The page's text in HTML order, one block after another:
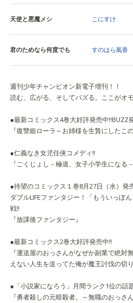
天使と悪魔メシ こにすけ
君のためなら何度でも すのはら風香
週刊少年チャンピオン新電子増刊！！
読む、広がる、そしてバズる。ここがオ
●最新コミックス4巻大好評発売中!!BUZZ
『復讐姫ローラ～お姉様を生贄にしたこ
●仁義なき女児任侠コメディ!!
『ごくじょし－極道、女子小学生になる－
●待望のコミックス１巻8月27日（水）発
ダブルLIFEファンタジー！「もういっぽ
戦‼
『放課後ファンタジー』
●最新コミックス2巻大好評発売中!!
『運送屋のおっさんがなぜか副業で絶対
えない人生を送ってた俺が魔王討伐の切
●「小説家になろう」月間ランク1位の話
『勇者殺しの元暗殺者。～無職のおっさ